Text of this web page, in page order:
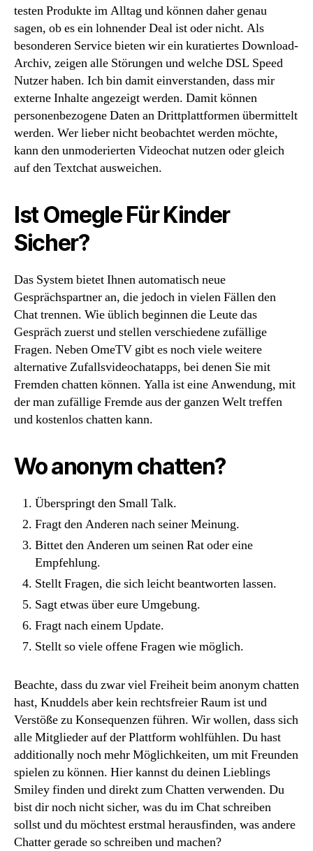
testen Produkte im Alltag und können daher genau
sagen, ob es ein lohnender Deal ist oder nicht. Als
besonderen Service bieten wir ein kuratiertes Download-
Archiv, zeigen alle Störungen und welche DSL Speed
Nutzer haben. Ich bin damit einverstanden, dass mir
externe Inhalte angezeigt werden. Damit können
personenbezogene Daten an Drittplattformen übermittelt
werden. Wer lieber nicht beobachtet werden möchte,
kann den unmoderierten Videochat nutzen oder gleich
auf den Textchat ausweichen.
Ist Omegle Für Kinder
Sicher?
Das System bietet Ihnen automatisch neue
Gesprächspartner an, die jedoch in vielen Fällen den
Chat trennen. Wie üblich beginnen die Leute das
Gespräch zuerst und stellen verschiedene zufällige
Fragen. Neben OmeTV gibt es noch viele weitere
alternative Zufallsvideochatapps, bei denen Sie mit
Fremden chatten können. Yalla ist eine Anwendung, mit
der man zufällige Fremde aus der ganzen Welt treffen
und kostenlos chatten kann.
Wo anonym chatten?
Überspringt den Small Talk.
Fragt den Anderen nach seiner Meinung.
Bittet den Anderen um seinen Rat oder eine
Empfehlung.
Stellt Fragen, die sich leicht beantworten lassen.
Sagt etwas über eure Umgebung.
Fragt nach einem Update.
Stellt so viele offene Fragen wie möglich.
Beachte, dass du zwar viel Freiheit beim anonym chatten
hast, Knuddels aber kein rechtsfreier Raum ist und
Verstöße zu Konsequenzen führen. Wir wollen, dass sich
alle Mitglieder auf der Plattform wohlfühlen. Du hast
additionally noch mehr Möglichkeiten, um mit Freunden
spielen zu können. Hier kannst du deinen Lieblings
Smiley finden und direkt zum Chatten verwenden. Du
bist dir noch nicht sicher, was du im Chat schreiben
sollst und du möchtest erstmal herausfinden, was andere
Chatter gerade so schreiben und machen?